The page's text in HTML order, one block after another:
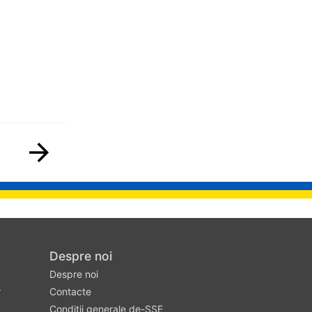
Despre noi
Despre noi
Contacte
Condiții generale de-SSE